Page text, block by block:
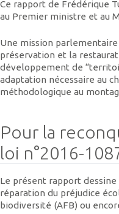
Ce rapport de Frédérique
au Premier ministre et au
Une mission
préservation et la
développement de
adaptation nécessaire au
méthodologique au
Pour la
loi n°2016-
Le présent rapport
réparation du préjudice
biodiversité (AFB) ou